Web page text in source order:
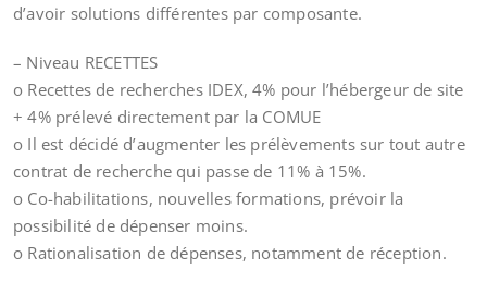
d’avoir solutions différentes par composante.
– Niveau RECETTES
o Recettes de recherches IDEX, 4% pour l’hébergeur de site
+ 4% prélevé directement par la COMUE
o Il est décidé d’augmenter les prélèvements sur tout autre
contrat de recherche qui passe de 11% à 15%.
o Co-habilitations, nouvelles formations, prévoir la
possibilité de dépenser moins.
o Rationalisation de dépenses, notamment de réception.